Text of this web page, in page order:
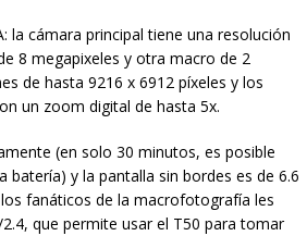
la cámara principal tiene una resolución
8 megapixeles y otra macro de 2
de hasta 9216 x 6912 píxeles y los
un zoom digital de hasta 5x.
(en solo 30 minutos, es posible
batería) y la pantalla sin bordes es de 6.6
fanáticos de la macrofotografía les
que permite usar el T50 para tomar